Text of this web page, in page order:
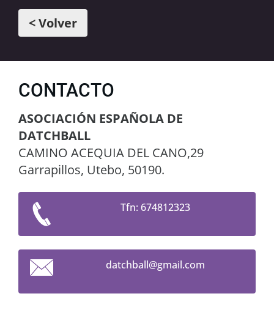
< Volver
CONTACTO
ASOCIACIÓN ESPAÑOLA DE
DATCHBALL
CAMINO ACEQUIA DEL CANO,29
Garrapillos, Utebo, 50190.
Tfn: 674812323
datchball@gmail.com